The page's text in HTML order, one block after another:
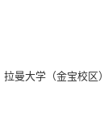
拉曼大学（金宝校区）